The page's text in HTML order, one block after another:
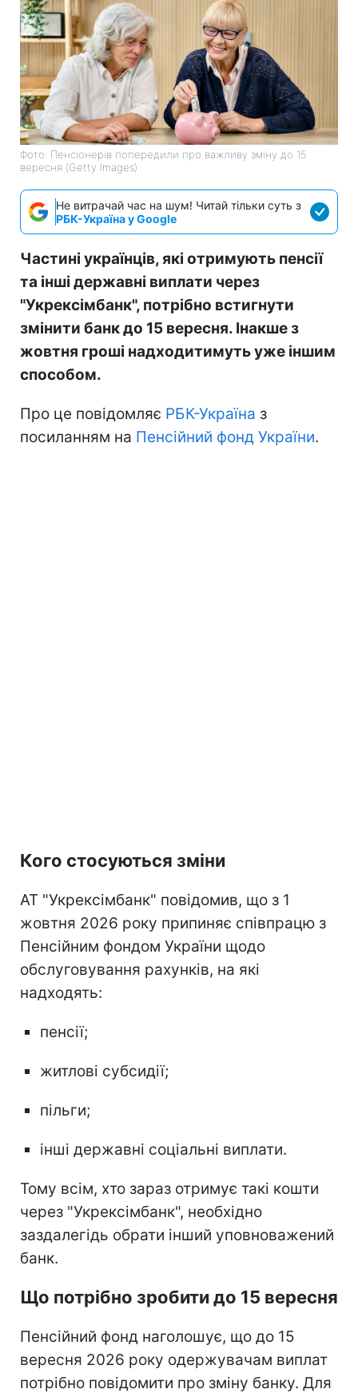
Фото: Пенсіонерів попередили про важливу зміну до 15
вересня (Getty Images)
Не витрачай час на шум! Читай тільки суть з
РБК-Україна у Google
Частині українців, які отримують пенсії
та інші державні виплати через
"Укрексімбанк", потрібно встигнути
змінити банк до 15 вересня. Інакше з
жовтня гроші надходитимуть уже іншим
способом.
Про це повідомляє РБК-Україна з
посиланням на Пенсійний фонд України.
Кого стосуються зміни
АТ "Укрексімбанк" повідомив, що з 1
жовтня 2026 року припиняє співпрацю з
Пенсійним фондом України щодо
обслуговування рахунків, на які
надходять:
пенсії;
житлові субсидії;
пільги;
інші державні соціальні виплати.
Тому всім, хто зараз отримує такі кошти
через "Укрексімбанк", необхідно
заздалегідь обрати інший уповноважений
банк.
Що потрібно зробити до 15 вересня
Пенсійний фонд наголошує, що до 15
вересня 2026 року одержувачам виплат
потрібно повідомити про зміну банку. Для